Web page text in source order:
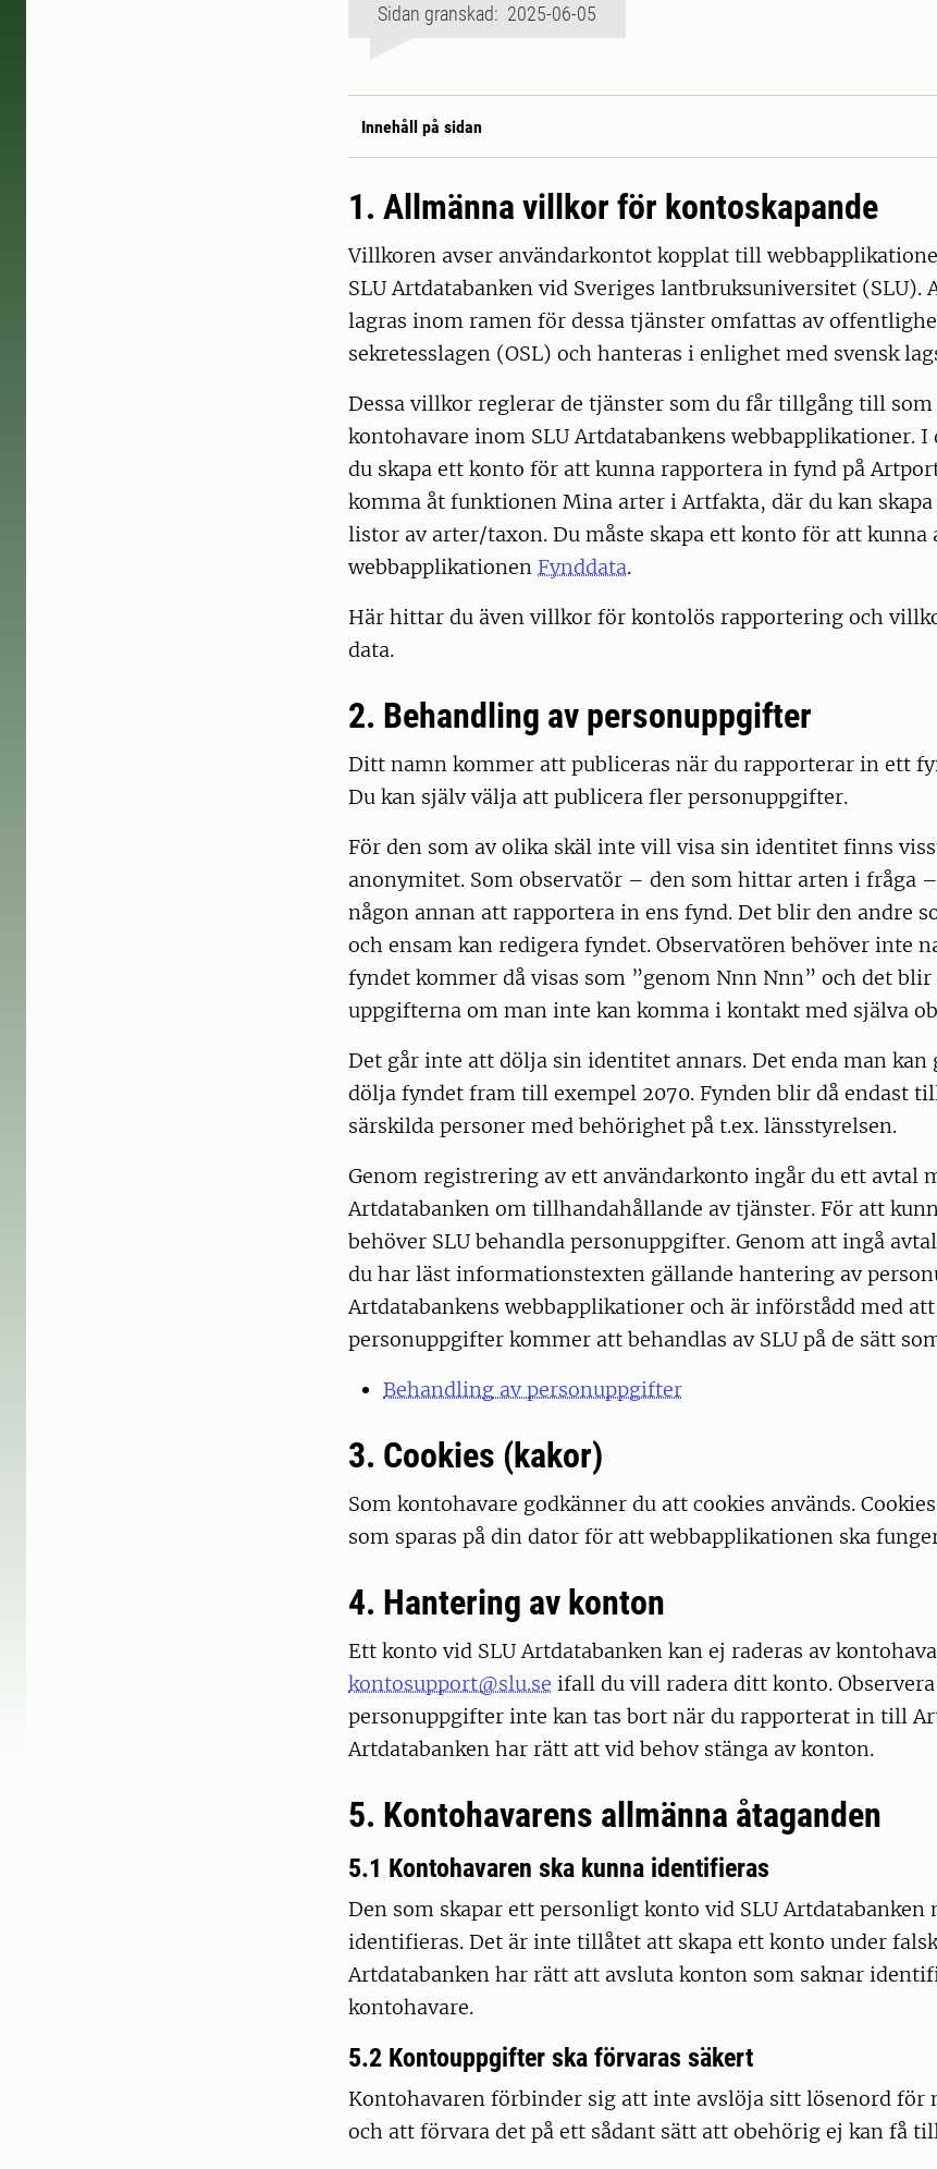
Sidan granskad: 2025-06-05
Innehåll på sidan
1. Allmänna villkor för kontoskapande
Villkoren avser användarkontot kopplat till
SLU Artdatabanken vid Sveriges lantbruksuniversitet (SLU).
lagras inom ramen för dessa tjänster omfattas av
sekretesslagen (OSL) och hanteras i enlighet med svensk
Dessa villkor reglerar de tjänster som du får tillgång till
kontohavare inom SLU Artdatabankens webbapplikationer. I
du skapa ett konto för att kunna rapportera in fynd på
komma åt funktionen Mina arter i Artfakta, där du kan
listor av arter/taxon. Du måste skapa ett konto för att kunna
webbapplikationen Fynddata.
Här hittar du även villkor för kontolös rapportering och
data.
2. Behandling av personuppgifter
Ditt namn kommer att publiceras när du rapporterar in ett
Du kan själv välja att publicera fler personuppgifter.
För den som av olika skäl inte vill visa sin identitet finns
anonymitet. Som observatör – den som hittar arten i fråga
någon annan att rapportera in ens fynd. Det blir den andre
och ensam kan redigera fyndet. Observatören behöver inte
fyndet kommer då visas som ”genom Nnn Nnn” och det
uppgifterna om man inte kan komma i kontakt med själva
Det går inte att dölja sin identitet annars. Det enda man kan
dölja fyndet fram till exempel 2070. Fynden blir då endast
särskilda personer med behörighet på t.ex. länsstyrelsen.
Genom registrering av ett användarkonto ingår du ett avtal
Artdatabanken om tillhandahållande av tjänster. För att
behöver SLU behandla personuppgifter. Genom att ingå
du har läst informationstexten gällande hantering av
Artdatabankens webbapplikationer och är införstådd med
personuppgifter kommer att behandlas av SLU på de sätt
Behandling av personuppgifter
3. Cookies (kakor)
Som kontohavare godkänner du att cookies används.
som sparas på din dator för att webbapplikationen ska
4. Hantering av konton
Ett konto vid SLU Artdatabanken kan ej raderas av
kontosupport@slu.se ifall du vill radera ditt konto.
personuppgifter inte kan tas bort när du rapporterat in till
Artdatabanken har rätt att vid behov stänga av konton.
5. Kontohavarens allmänna åtaganden
5.1 Kontohavaren ska kunna identifieras
Den som skapar ett personligt konto vid SLU Artdatabanken
identifieras. Det är inte tillåtet att skapa ett konto under
Artdatabanken har rätt att avsluta konton som saknar
kontohavare.
5.2 Kontouppgifter ska förvaras säkert
Kontohavaren förbinder sig att inte avslöja sitt lösenord för
och att förvara det på ett sådant sätt att obehörig ej kan få